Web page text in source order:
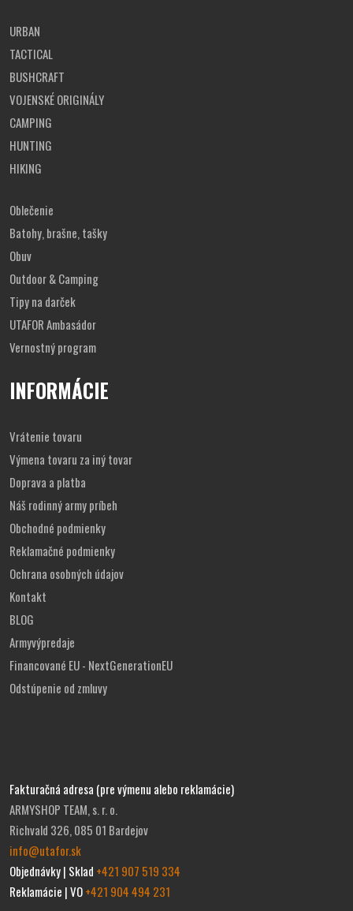
URBAN
TACTICAL
BUSHCRAFT
VOJENSKÉ ORIGINÁLY
CAMPING
HUNTING
HIKING
Oblečenie
Batohy, brašne, tašky
Obuv
Outdoor & Camping
Tipy na darček
UTAFOR Ambasádor
Vernostný program
INFORMÁCIE
Vrátenie tovaru
Výmena tovaru za iný tovar
Doprava a platba
Náš rodinný army príbeh
Obchodné podmienky
Reklamačné podmienky
Ochrana osobných údajov
Kontakt
BLOG
Armyvýpredaje
Financované EU - NextGenerationEU
Odstúpenie od zmluvy
Fakturačná adresa (pre výmenu alebo reklamácie)
ARMYSHOP TEAM, s. r. o.
Richvald 326, 085 01 Bardejov
info@utafor.sk
Objednávky | Sklad +421 907 519 334
Reklamácie | VO+421 904 494 231